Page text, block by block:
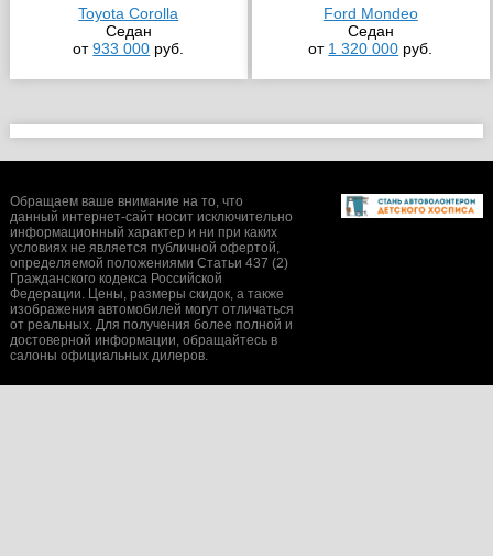
Toyota Corolla
Седан
от933 000 руб.
Ford Mondeo
Седан
от 1 320 000 руб.
Обращаем ваше внимание на то, что
данный интернет-сайт носит исключительно
информационный характер и ни при каких
условиях не является публичной офертой,
определяемой положениями Статьи 437 (2)
Гражданского кодекса Российской
Федерации. Цены, размеры скидок, а также
изображения автомобилей могут отличаться
от реальных. Для получения более полной и
достоверной информации, обращайтесь в
салоны официальных дилеров.